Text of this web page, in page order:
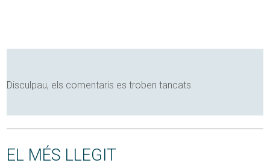
Disculpau, els comentaris es troben tancats
EL MÉS LLEGIT